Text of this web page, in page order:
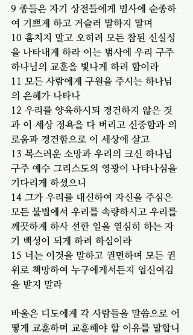
9 종들은 자기 상전들에게 범사에 순종하
여 기쁘게 하고 거슬러 말하지 말며
10 훔치지 말고 오히려 모든 참된 신실성
을 나타내게 하라 이는 범사에 우리 구주
하나님의 교훈을 빛나게 하려 함이라
11 모든 사람에게 구원을 주시는 하나님
의 은혜가 나타나
12 우리를 양육하시되 경건하지 않은 것
과 이 세상 정욕을 다 버리고 신중함과 의
로움과 경건함으로 이 세상에 살고
13 복스러운 소망과 우리의 크신 하나님
구주 예수 그리스도의 영광이 나타나심을
기다리게 하셨으니
14 그가 우리를 대신하여 자신을 주심은
모든 불법에서 우리를 속량하시고 우리를
깨끗하게 하사 선한 일을 열심히 하는 자
기 백성이 되게 하려 하심이라
15 너는 이것을 말하고 권면하며 모든 권
위로 책망하여 누구에게서든지 업신여김
을 받지 말라
바울은 디도에게 각 사람들을 말씀으로 어
떻게 교훈하며 교훈해야 할 이유를 말합니